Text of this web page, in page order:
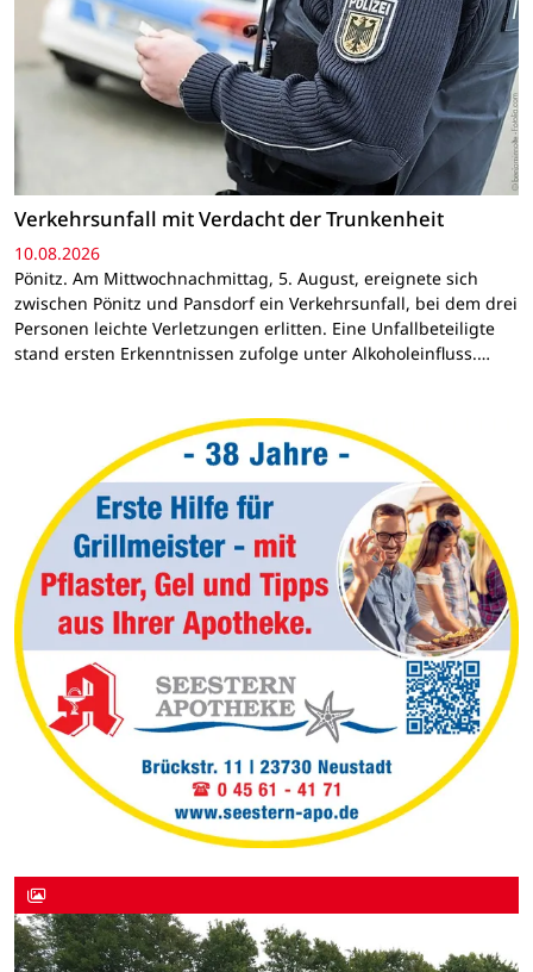
Verkehrsunfall mit Verdacht der Trunkenheit
10.08.2026
Pönitz. Am Mittwochnachmittag, 5. August, ereignete sich
zwischen Pönitz und Pansdorf ein Verkehrsunfall, bei dem drei
Personen leichte Verletzungen erlitten. Eine Unfallbeteiligte
stand ersten Erkenntnissen zufolge unter Alkoholeinfluss.…